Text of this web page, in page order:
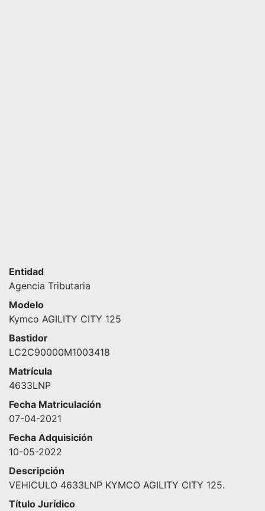
Entidad
Agencia Tributaria
Modelo
Kymco AGILITY CITY 125
Bastidor
LC2C90000M1003418
Matrícula
4633LNP
Fecha Matriculación
07-04-2021
Fecha Adquisición
10-05-2022
Descripción
VEHICULO 4633LNP KYMCO AGILITY CITY 125.
Título Jurídico